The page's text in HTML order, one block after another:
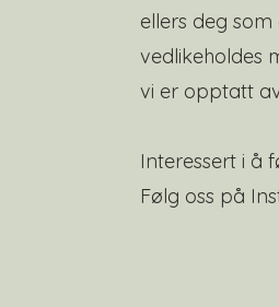
ellers deg
vedlikeholdes
vi er opptatt
Interessert i å
Følg oss på